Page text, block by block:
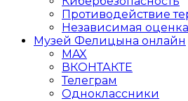
Противодействие
Независимая оценка
Музей Фелицына онлайн
MAX
ВКОНТАКТЕ
Телеграм
Одноклассники